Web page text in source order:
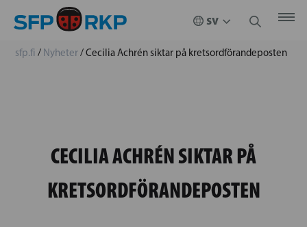
sfp.fi / Nyheter/Cecilia Achrén siktar på kretsordförandeposten
CECILIA ACHRÉN SIKTAR PÅ
KRETSORDFÖRANDEPOSTEN